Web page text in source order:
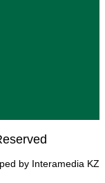
by Interamedia KZ